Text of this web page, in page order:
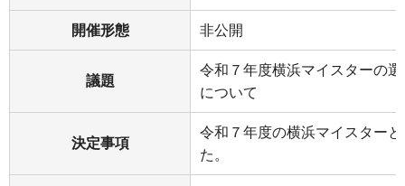
開催形態 非公開
議題
令和７年度横浜マイスターの
について
決定事項
令和７年度の横浜マイスター
た。